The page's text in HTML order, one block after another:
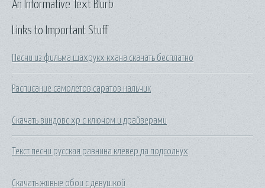
Links to Important Stuff
Песни из фильма шахрукх кхана скачать бесплатно
Расписание самолетов саратов нальчик
Скачать виндовс xp с ключом и драйверами
Текст песни русская равнина клевер да подсолнух
Скачать живые обои с девушкой
An Informative Text Blurb